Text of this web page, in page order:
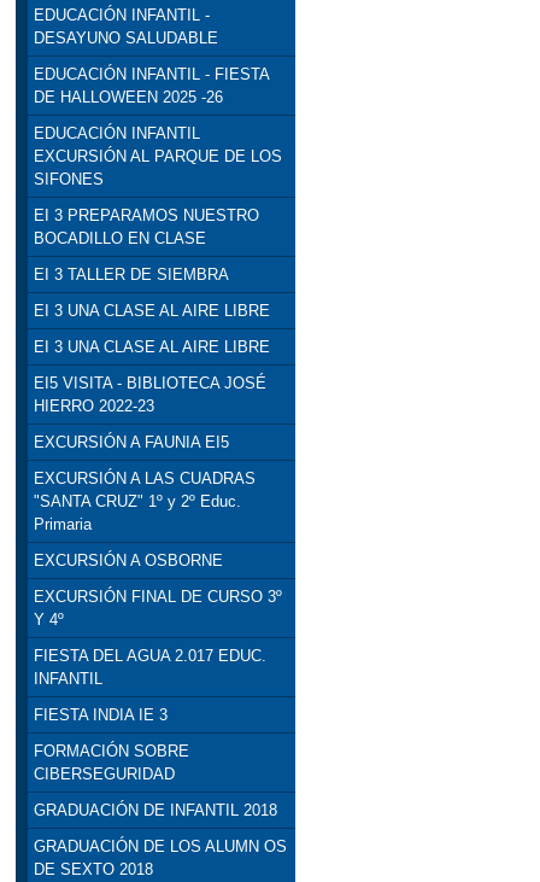
EDUCACIÓN INFANTIL -
DESAYUNO SALUDABLE
EDUCACIÓN INFANTIL - FIESTA
DE HALLOWEEN 2025 -26
EDUCACIÓN INFANTIL
EXCURSIÓN AL PARQUE DE LOS
SIFONES
EI 3 PREPARAMOS NUESTRO
BOCADILLO EN CLASE
EI 3 TALLER DE SIEMBRA
EI 3 UNA CLASE AL AIRE LIBRE
EI 3 UNA CLASE AL AIRE LIBRE
EI5 VISITA - BIBLIOTECA JOSÉ
HIERRO 2022-23
EXCURSIÓN A FAUNIA EI5
EXCURSIÓN A LAS CUADRAS
"SANTA CRUZ" 1º y 2º Educ.
Primaria
EXCURSIÓN A OSBORNE
EXCURSIÓN FINAL DE CURSO 3º
Y 4º
FIESTA DEL AGUA 2.017 EDUC.
INFANTIL
FIESTA INDIA IE 3
FORMACIÓN SOBRE
CIBERSEGURIDAD
GRADUACIÓN DE INFANTIL 2018
GRADUACIÓN DE LOS ALUMN OS
DE SEXTO 2018